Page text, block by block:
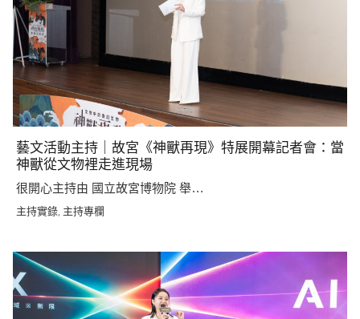
藝文活動主持｜故宮《神獸再現》特展開幕記者會：當
神獸從文物裡走進現場
很開心主持由 國立故宮博物院 舉…
主持實錄 主持專欄